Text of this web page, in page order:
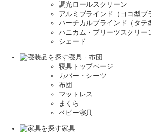
調光ロールスクリーン
アルミブラインド（ヨコ型ブ
バーチカルブラインド（タテ
ハニカム・プリーツスクリー
シェード
寝具・布団
寝具トップページ
カバー・シーツ
布団
マットレス
まくら
ベビー寝具
家具